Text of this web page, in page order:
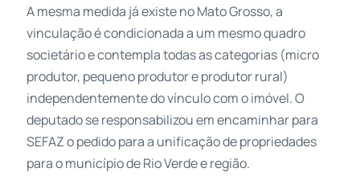
A mesma medida já existe no Mato Grosso, a
vinculação é condicionada a um mesmo quadro
societário e contempla todas as categorias (micro
produtor, pequeno produtor e produtor rural)
independentemente do vínculo com o imóvel. O
deputado se responsabilizou em encaminhar para
SEFAZ o pedido para a unificação de propriedades
para o município de Rio Verde e região.